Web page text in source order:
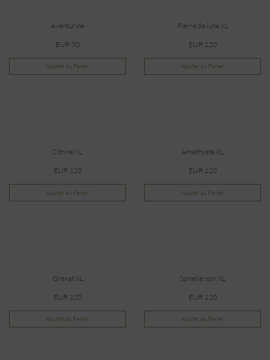
Aventurine
EUR 90
Ajouter au Panier
Pierre de lune XL
EUR 120
Ajouter au Panier
Citrine XL
EUR 120
Ajouter au Panier
Améthyste XL
EUR 120
Ajouter au Panier
Grenat XL
EUR 120
Ajouter au Panier
Spinelle noir XL
EUR 120
Ajouter au Panier